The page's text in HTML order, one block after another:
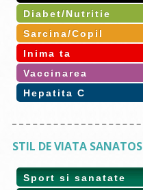
Diabet/Nutritie
Sarcina/Copil
Inima ta
Vaccinarea
Hepatita C
STIL DE VIATA SANATOS
Sport si sanatate